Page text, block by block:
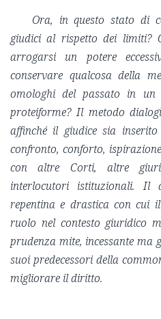
Ora, in questo stato di
giudici al rispetto dei limiti?
arrogarsi un potere
conservare qualcosa della
omologhi del passato in un
proteiforme? Il metodo
affinché il giudice sia
confronto, conforto,
con altre Corti, altre
interlocutori istituzionali. Il
repentina e drastica con cui
ruolo nel contesto giuridico
prudenza mite, incessante ma
suoi predecessori della
migliorare il diritto.